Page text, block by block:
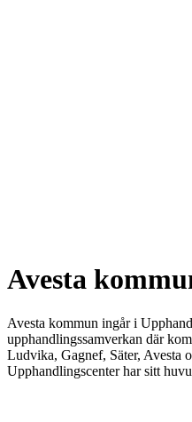
Avesta
Avesta kommun ingår i
upphandlingssamverkan där
Ludvika, Gagnef, Säter, Avesta
Upphandlingscenter har sitt